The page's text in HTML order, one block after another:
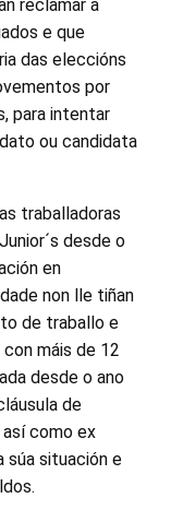
reclamar a
e que
das eleccións
por
para intentar
ou candidata
traballadoras
desde o
en
non lle tiñan
de traballo e
con máis de 12
desde o ano
de
como ex
súa situación e